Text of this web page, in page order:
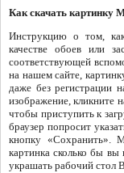
Как скачать картинку
Инструкцию о том,
качестве обоев или
соответствующей
на нашем сайте,
даже без регистрации
изображение, кликните
чтобы приступить к
браузер попросит
кнопку «Сохранить».
картинка сколько бы
украшать рабочий стол